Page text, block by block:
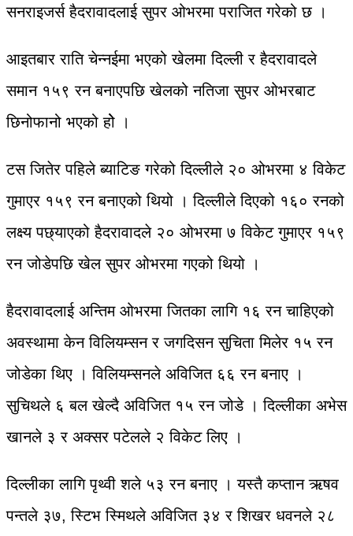
सनराइजर्स हैदरावादलाई सुपर ओभरमा पराजित गरेको छ ।
आइतबार राति चेन्नईमा भएको खेलमा दिल्ली र हैदरावादले
समान १५९ रन बनाएपछि खेलको नतिजा सुपर ओभरबाट
छिनोफानो भएको होे ।
टस जितेर पहिले ब्याटिङ गरेको दिल्लीले २० ओभरमा ४ विकेट
गुमाएर १५९ रन बनाएको थियो । दिल्लीले दिएको १६० रनको
लक्ष्य पछ्याएको हैदरावादले २० ओभरमा ७ विकेट गुमाएर १५९
रन जोडेपछि खेल सुपर ओभरमा गएको थियो ।
हैदरावादलाई अन्तिम ओभरमा जितका लागि १६ रन चाहिएको
अवस्थामा केन विलियम्सन र जगदिसन सुचिता मिलेर १५ रन
जोडेका थिए । विलियम्सनले अविजित ६६ रन बनाए ।
सुचिथले ६ बल खेल्दै अविजित १५ रन जोडे । दिल्लीका अभेस
खानले ३ र अक्सर पटेलले २ विकेट लिए ।
दिल्लीका लागि पृथ्वी शले ५३ रन बनाए । यस्तै कप्तान ऋषव
पन्तले ३७, स्टिभ स्मिथले अविजित ३४ र शिखर धवनले २८